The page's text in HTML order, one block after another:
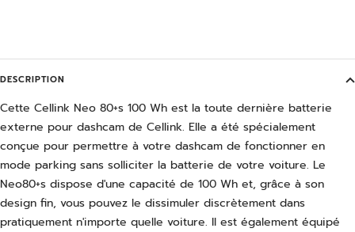
DESCRIPTION
Cette Cellink Neo 80+s 100 Wh est la toute dernière batterie
externe pour dashcam de Cellink. Elle a été spécialement
conçue pour permettre à votre dashcam de fonctionner en
mode parking sans solliciter la batterie de votre voiture. Le
Neo80+s dispose d'une capacité de 100 Wh et, grâce à son
design fin, vous pouvez le dissimuler discrètement dans
pratiquement n'importe quelle voiture. Il est également équipé